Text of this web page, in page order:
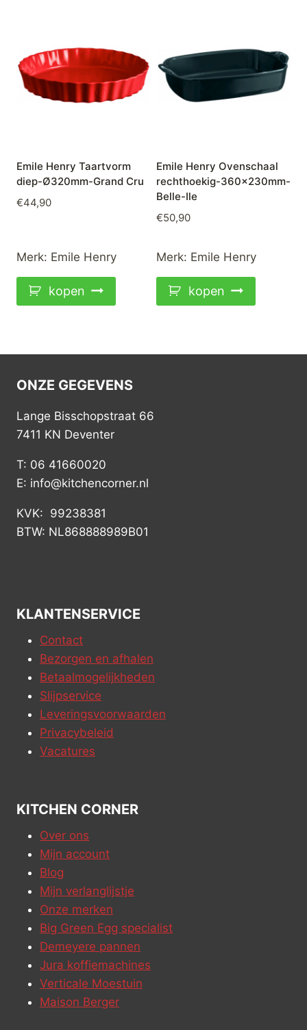
Emile Henry Taartvorm
diep-Ø320mm-Grand Cru
€44,90
Merk: Emile Henry
kopen
Emile Henry Ovenschaal
rechthoekig-360x230mm-
Belle-Ile
€50,90
Merk: Emile Henry
kopen
ONZE GEGEVENS
Lange Bisschopstraat 66
7411 KN Deventer
T: 06 41660020
E: info@kitchencorner.nl
KVK: 99238381
BTW: NL868888989B01
KLANTENSERVICE
Contact
Bezorgen en afhalen
Betaalmogelijkheden
Slijpservice
Leveringsvoorwaarden
Privacybeleid
Vacatures
KITCHEN CORNER
Over ons
Mijn account
Blog
Mijn verlanglijstje
Onze merken
Big Green Egg specialist
Demeyere pannen
Jura koffiemachines
Verticale Moestuin
Maison Berger